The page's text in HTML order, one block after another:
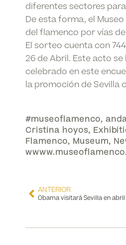
diferentes sectores
De esta forma, el
del flamenco por vías
El sorteo cuenta con
26 de Abril. Este acto
celebrado en este
la promoción de Sevilla
#museoflamenco,
Cristina hoyos,
Flamenco, Museum,
ANTERIOR